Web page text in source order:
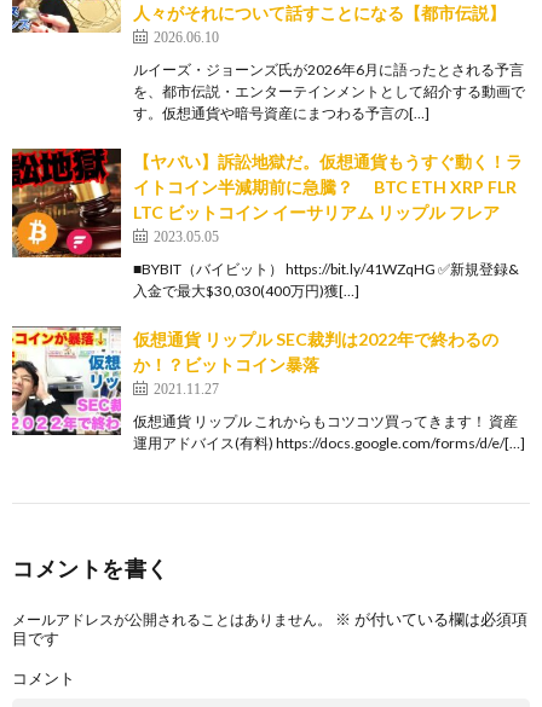
人々がそれについて話すことになる【都市伝説】
2026.06.10
ルイーズ・ジョーンズ氏が2026年6月に語ったとされる予言
を、都市伝説・エンターテインメントとして紹介する動画で
す。仮想通貨や暗号資産にまつわる予言の[…]
【ヤバい】訴訟地獄だ。仮想通貨もうすぐ動く！ラ
イトコイン半減期前に急騰？ BTC ETH XRP FLR
LTC ビットコイン イーサリアム リップル フレア
2023.05.05
■BYBIT（バイビット） https://bit.ly/41WZqHG ✅新規登録&
入金で最大$30,030(400万円)獲[…]
仮想通貨 リップル SEC裁判は2022年で終わるの
か！？ビットコイン暴落
2021.11.27
仮想通貨 リップル これからもコツコツ買ってきます！ 資産
運用アドバイス(有料) https://docs.google.com/forms/d/e/[…]
コメントを書く
メールアドレスが公開されることはありません。 ※ が付いている欄は必須項
目です
コメント